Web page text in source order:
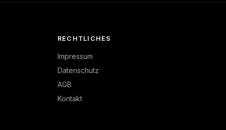
RECHTLICHES
Impressum
Datenschutz
AGB
Kontakt